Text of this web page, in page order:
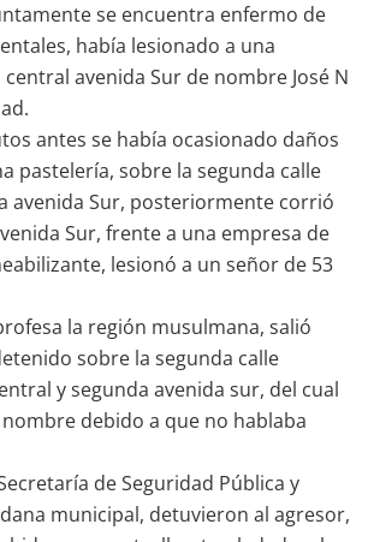
se encuentra enfermo de
había lesionado a una
avenida Sur de nombre José N
antes se había ocasionado daños
pastelería, sobre la segunda calle
avenida Sur, posteriormente corrió
Sur, frente a una empresa de
lesionó a un señor de 53
la región musulmana, salió
sobre la segunda calle
y segunda avenida sur, del cual
debido a que no hablaba
de Seguridad Pública y
municipal, detuvieron al agresor,